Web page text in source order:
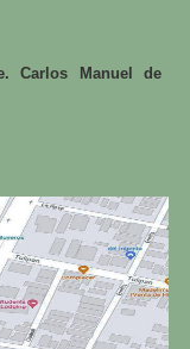
Carlos Manuel de